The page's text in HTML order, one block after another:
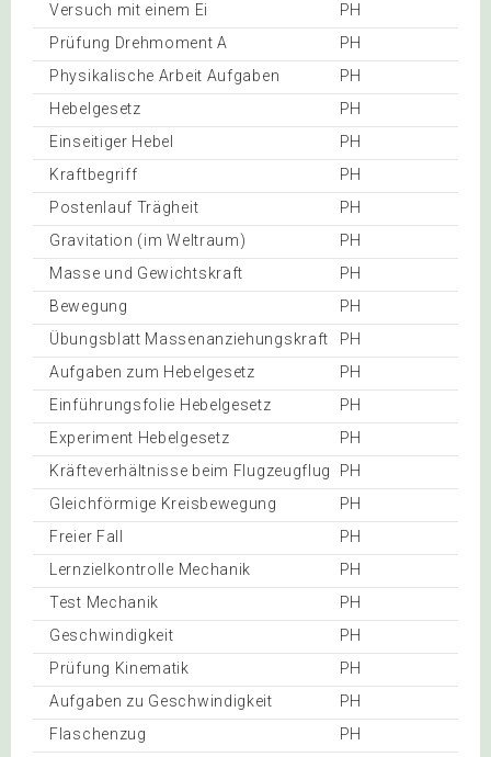
Versuch mit einem Ei
PH
Prüfung Drehmoment A
PH
Physikalische Arbeit Aufgaben
PH
Hebelgesetz
PH
Einseitiger Hebel
PH
Kraftbegriff
PH
Postenlauf Trägheit
PH
Gravitation (im Weltraum)
PH
Masse und Gewichtskraft
PH
Bewegung
PH
Übungsblatt Massenanziehungskraft
PH
Aufgaben zum Hebelgesetz
PH
Einführungsfolie Hebelgesetz
PH
Experiment Hebelgesetz
PH
Kräfteverhältnisse beim Flugzeugflug
PH
Gleichförmige Kreisbewegung
PH
Freier Fall
PH
Lernzielkontrolle Mechanik
PH
Test Mechanik
PH
Geschwindigkeit
PH
Prüfung Kinematik
PH
Aufgaben zu Geschwindigkeit
PH
Flaschenzug
PH